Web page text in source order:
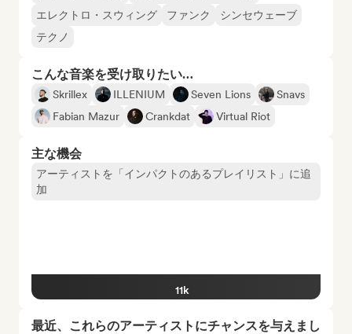
エレクトロ・スウィング
ファンク
シンセウェーブ
テクノ
こんな音楽を受け取りたい…
Skrillex ILLENIUM Seven Lions
Snavs
Fabian Mazur
Crankdat Virtual Riot
主な機会
アーティストを「インパクトのあるプレイリスト」に追
加
11k
最近、これらのアーティストにチャンスを与えまし